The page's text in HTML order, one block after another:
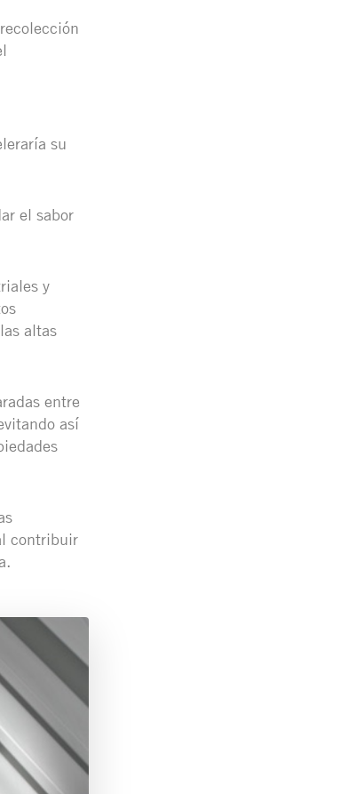
su
el sabor
y
altas
entre
así
contribuir